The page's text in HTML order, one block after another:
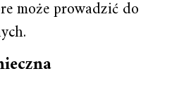
może prowadzić do